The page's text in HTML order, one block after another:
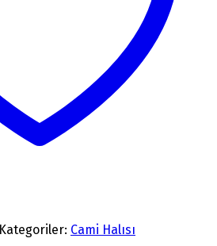
Kategoriler: Cami Halısı